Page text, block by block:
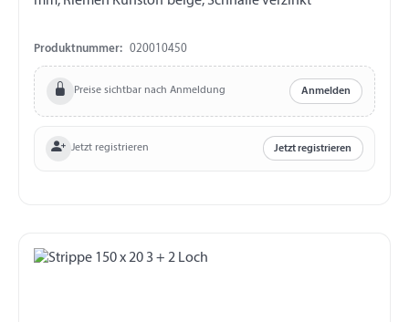
Produktnummer: 020010450
Preise sichtbar nach Anmeldung Anmelden
Jetzt registrieren Jetzt registrieren